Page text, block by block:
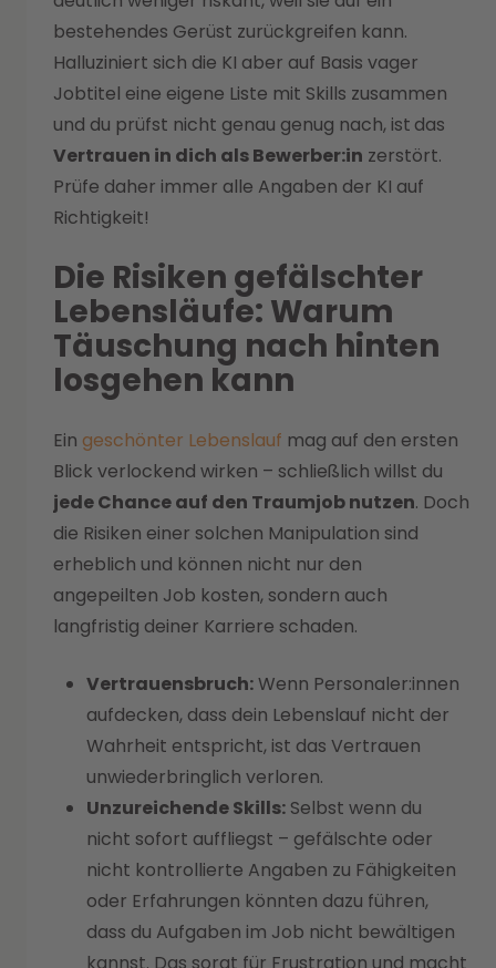
bestehendes Gerüst zurückgreifen kann.
Halluziniert sich die KI aber auf Basis vager
Jobtitel eine eigene Liste mit Skills zusammen
und du prüfst nicht genau genug nach, ist das
Vertrauen in dich als Bewerber:in zerstört.
Prüfe daher immer alle Angaben der KI auf
Richtigkeit!
Die Risiken gefälschter
Lebensläufe: Warum
Täuschung nach hinten
losgehen kann
Ein geschönter Lebenslauf mag auf den ersten
Blick verlockend wirken – schließlich willst du
jede Chance auf den Traumjob nutzen. Doch
die Risiken einer solchen Manipulation sind
erheblich und können nicht nur den
angepeilten Job kosten, sondern auch
langfristig deiner Karriere schaden.
Vertrauensbruch:Wenn Personaler:innen
aufdecken, dass dein Lebenslauf nicht der
Wahrheit entspricht, ist das Vertrauen
unwiederbringlich verloren.
Unzureichende Skills: Selbst wenn du
nicht sofort auffliegst – gefälschte oder
nicht kontrollierte Angaben zu Fähigkeiten
oder Erfahrungen könnten dazu führen,
dass du Aufgaben im Job nicht bewältigen